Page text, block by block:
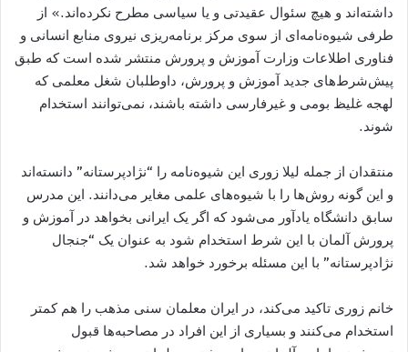
داشته‌اند و هیچ سئوال عقیدتی و یا سیاسی مطرح نکرده‌اند.» از
طرفی شیوه‌نامه‌ای از سوی مرکز برنامه‌ریزی نیروی منابع انسانی و
فناوری اطلاعات وزارت آموزش و پرورش منتشر شده است که طبق
پیش‌شرط‌های جدید آموزش و پرورش، داوطلبان شغل معلمی که
لهجه غلیظ بومی و غیرفارسی داشته باشند، نمی‌توانند استخدام
شوند.
منتقدان از جمله لیلا زوری این شیوه‌نامه را “نژادپرستانه” دانسته‌اند
و این گونه روش‌ها را با شیوه‌های علمی مغایر می‌دانند. این مدرس
سابق دانشگاه یادآور می‌شود که اگر یک ایرانی بخواهد در آموزش و
پرورش آلمان با این شرط استخدام شود به عنوان یک “جنجال
نژادپرستانه” با این مسئله برخورد خواهد شد.
خانم زوری تاکید می‌کند، در ایران معلمان سنی مذهب را هم کمتر
استخدام می‌کنند و بسیاری از این افراد در مصاحبه‌ها قبول